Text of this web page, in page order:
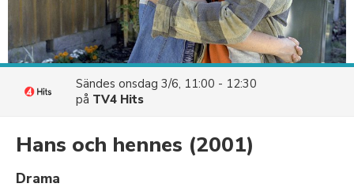
Sändes onsdag 3/6, 11:00 - 12:30
på TV4 Hits
Hans och hennes (2001)
Drama